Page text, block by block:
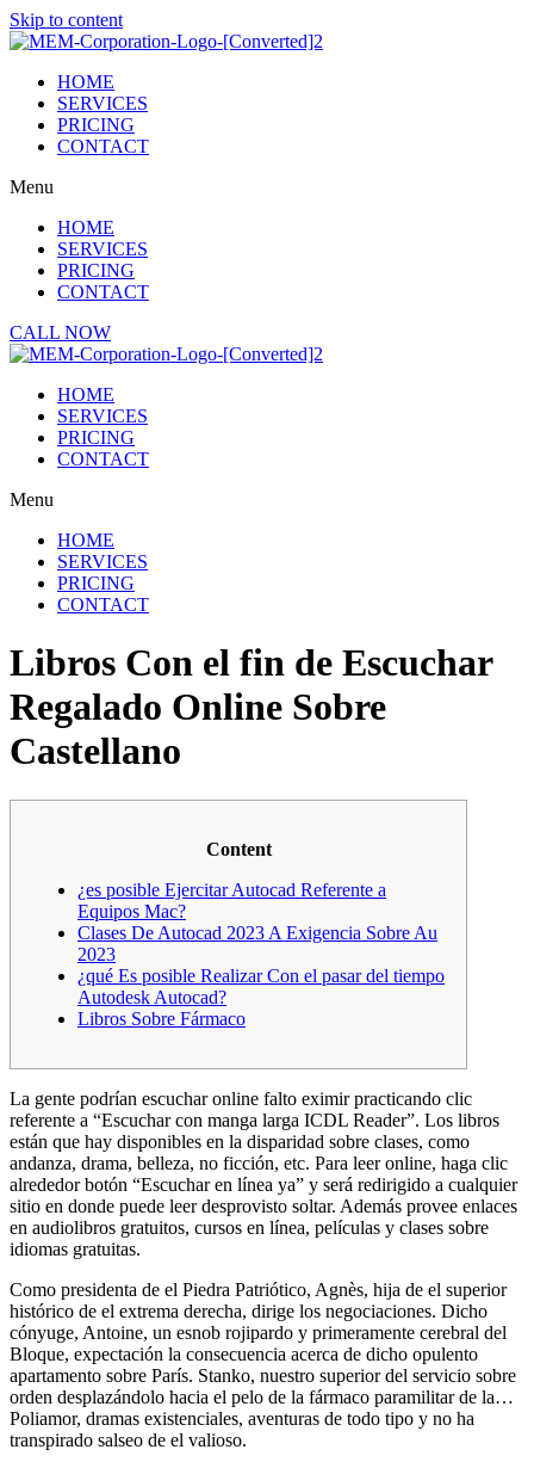
Skip to content
HOME
SERVICES
PRICING
CONTACT
Menu
HOME
SERVICES
PRICING
CONTACT
CALL NOW
HOME
SERVICES
PRICING
CONTACT
Menu
HOME
SERVICES
PRICING
CONTACT
Libros Con el fin de Escuchar
Regalado Online Sobre
Castellano
Content
¿es posible Ejercitar Autocad Referente a
Equipos Mac?
Clases De Autocad 2023 A Exigencia Sobre Au
2023
¿qué Es posible Realizar Con el pasar del tiempo
Autodesk Autocad?
Libros Sobre Fármaco
La gente podrían escuchar online falto eximir practicando clic
referente a “Escuchar con manga larga ICDL Reader”. Los libros
están que hay disponibles en la disparidad sobre clases, como
andanza, drama, belleza, no ficción, etc. Para leer online, haga clic
alrededor botón “Escuchar en línea ya” y será redirigido a cualquier
sitio en donde puede leer desprovisto soltar. Además provee enlaces
en audiolibros gratuitos, cursos en línea, películas y clases sobre
idiomas gratuitas.
Como presidenta de el Piedra Patriótico, Agnès, hija de el superior
histórico de el extrema derecha, dirige los negociaciones. Dicho
cónyuge, Antoine, un esnob rojipardo y primeramente cerebral del
Bloque, expectación la consecuencia acerca de dicho opulento
apartamento sobre París. Stanko, nuestro superior del servicio sobre
orden desplazándolo hacia el pelo de la fármaco paramilitar de la…
Poliamor, dramas existenciales, aventuras de todo tipo y no ha
transpirado salseo de el valioso.